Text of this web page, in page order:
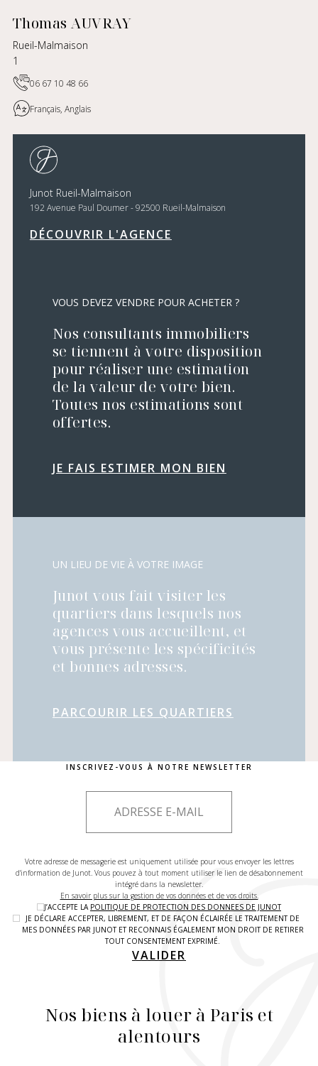
Thomas AUVRAY
Rueil-Malmaison
1
06 67 10 48 66
Français, Anglais
Junot Rueil-Malmaison
192 Avenue Paul Doumer - 92500 Rueil-Malmaison
DÉCOUVRIR L'AGENCE
VOUS DEVEZ VENDRE POUR ACHETER ?
Nos consultants immobiliers
se tiennent à votre disposition
pour réaliser une estimation
de la valeur de votre bien.
Toutes nos estimations sont
offertes.
JE FAIS ESTIMER MON BIEN
UN LIEU DE VIE À VOTRE IMAGE
Junot vous fait visiter les
quartiers dans lesquels nos
agences vous accueillent, et
vous présente les spécificités
et bonnes adresses.
PARCOURIR LES QUARTIERS
INSCRIVEZ-VOUS À NOTRE NEWSLETTER
Votre adresse de messagerie est uniquement utilisée pour vous envoyer les lettres
d'information de Junot. Vous pouvez à tout moment utiliser le lien de désabonnement
intégré dans la newsletter.
En savoir plus sur la gestion de vos données et de vos droits.
J’ACCEPTE LA POLITIQUE DE PROTECTION DES DONNEES DE JUNOT
JE DÉCLARE ACCEPTER, LIBREMENT, ET DE FAÇON ÉCLAIRÉE LE TRAITEMENT DE
MES DONNÉES PAR JUNOT ET RECONNAIS ÉGALEMENT MON DROIT DE RETIRER
TOUT CONSENTEMENT EXPRIMÉ.
VALIDER
Nos biens à louer à Paris et
alentours